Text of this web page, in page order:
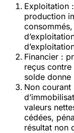
Exploitation
production
Financier :
reçus
solde donne
Non courant
valeurs
cédées,
résultat non